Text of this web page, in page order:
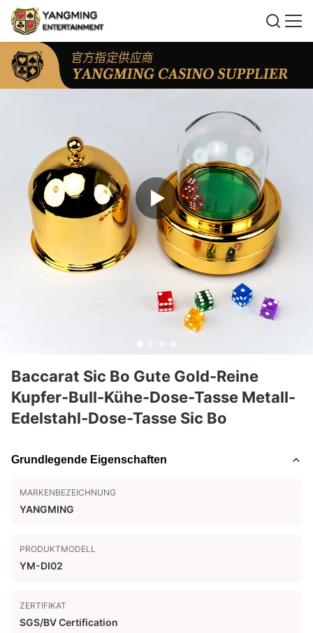
Baccarat Sic Bo Gute Gold-Reine
Kupfer-Bull-Kühe-Dose-Tasse Metall-
Edelstahl-Dose-Tasse Sic Bo
Grundlegende Eigenschaften
MARKENBEZEICHNUNG
YANGMING
PRODUKTMODELL
YM-DI02
ZERTIFIKAT
SGS/BV Certification